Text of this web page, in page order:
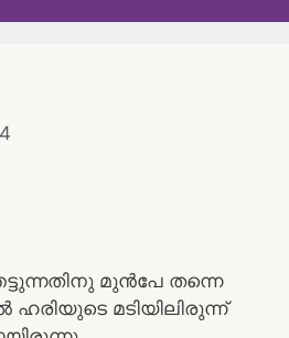
മുൻപേ തന്നെ
ഹരിയുടെ മടിയിലിരുന്ന്